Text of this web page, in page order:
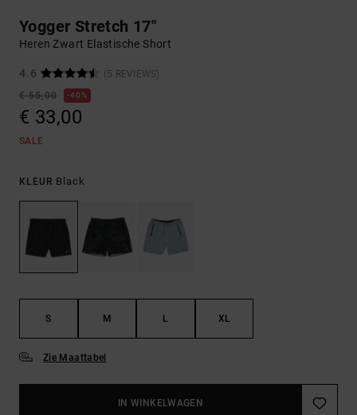
Yogger Stretch 17"
Heren Zwart Elastische Short
4.6
(5 REVIEWS)
€ 55,00
40%
€ 33,00
SALE
KLEUR Black
S M L XL
Zie Maattabel
IN WINKELWAGEN